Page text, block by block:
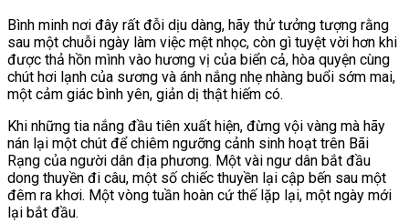
Bình minh nơi đây rất đỗi dịu dàng, hãy thử tưởng tượng rằng
sau một chuỗi ngày làm việc mệt nhọc, còn gì tuyệt vời hơn khi
được thả hồn mình vào hương vị của biển cả, hòa quyện cùng
chút hơi lạnh của sương và ánh nắng nhẹ nhàng buổi sớm mai,
một cảm giác bình yên, giản dị thật hiếm có.
Khi những tia nắng đầu tiên xuất hiện, đừng vội vàng mà hãy
nán lại một chút để chiêm ngưỡng cảnh sinh hoạt trên Bãi
Rạng của người dân địa phương. Một vài ngư dân bắt đầu
dong thuyền đi câu, một số chiếc thuyền lại cập bến sau một
đêm ra khơi. Một vòng tuần hoàn cứ thế lặp lại, một ngày mới
lại bắt đầu.